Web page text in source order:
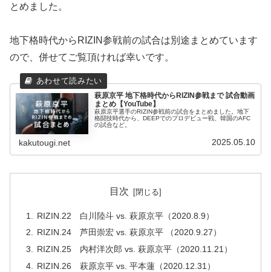
とめました。
地下格時代からRIZIN参戦前の試合は別途まとめています
ので、併せてご覧頂ければ幸いです。
萩原京平 地下格時代からRIZIN参戦まで 試合動画
まとめ【YouTube】
萩原京平選手のRIZIN参戦前の試合をまとめました。地下
格闘技時代から、DEEPでのプロデビュー戦、韓国のAFC
の試合など。
kakutougi.net 2025.05.10
目次
RIZIN.22 白川陸斗 vs. 萩原京平（2020.8.9）
RIZIN.24 芦田崇宏 vs. 萩原京平 （2020.9.27）
RIZIN.25 内村洋次郎 vs. 萩原京平（2020.11.21）
RIZIN.26 萩原京平 vs. 平本蓮（2020.12.31）